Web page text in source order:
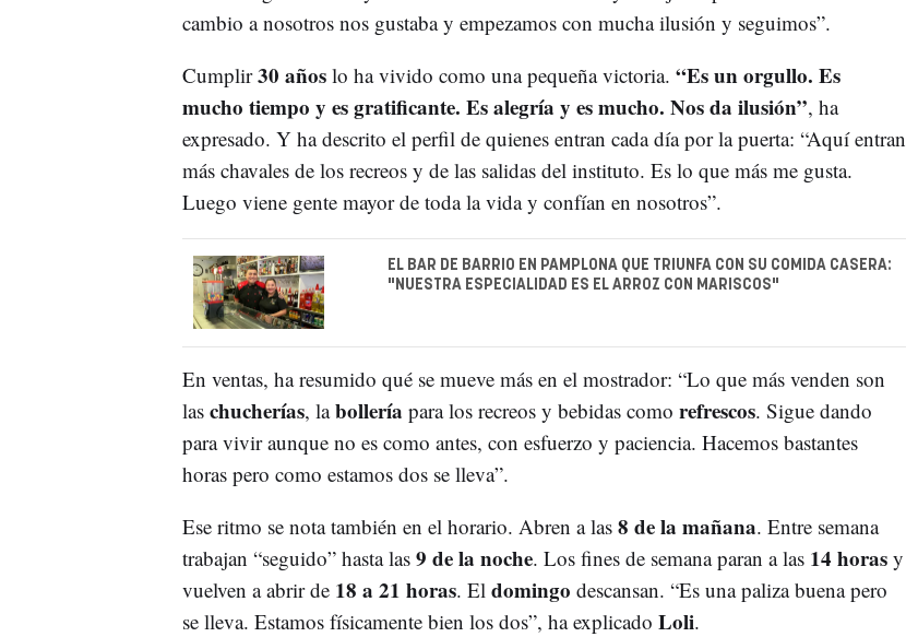
cambio a nosotros nos gustaba y empezamos con mucha ilusión y seguimos”.
Cumplir30 añoslo ha vivido como una pequeña victoria. “Es un orgullo. Es
mucho tiempo y es gratificante. Es alegría y es mucho. Nos da ilusión”, ha
expresado. Y ha descrito el perfil de quienes entran cada día por la puerta: “Aquí entran
más chavales de los recreos y de las salidas del instituto. Es lo que más me gusta.
Luego viene gente mayor de toda la vida y confían en nosotros”.
EL BAR DE BARRIO EN PAMPLONA QUE TRIUNFA CON SU COMIDA CASERA:
"NUESTRA ESPECIALIDAD ES EL ARROZ CON MARISCOS"
En ventas, ha resumido qué se mueve más en el mostrador: “Lo que más venden son
las chucherías, labollería para los recreos y bebidas como refrescos. Sigue dando
para vivir aunque no es como antes, con esfuerzo y paciencia. Hacemos bastantes
horas pero como estamos dos se lleva”.
Ese ritmo se nota también en el horario. Abren a las 8 de la mañana. Entre semana
trabajan “seguido” hasta las 9 de la noche. Los fines de semana paran a las 14 horasy
vuelven a abrir de 18 a 21 horas. El domingo descansan. “Es una paliza buena pero
se lleva. Estamos físicamente bien los dos”, ha explicado Loli.